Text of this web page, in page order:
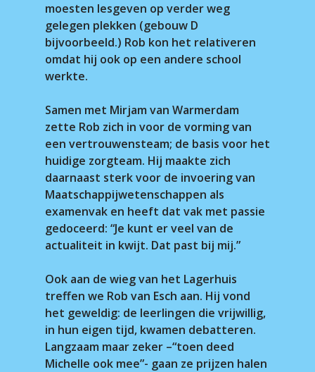
moesten lesgeven op verder weg
gelegen plekken (gebouw D
bijvoorbeeld.) Rob kon het relativeren
omdat hij ook op een andere school
werkte.
Samen met Mirjam van Warmerdam
zette Rob zich in voor de vorming van
een vertrouwensteam; de basis voor het
huidige zorgteam. Hij maakte zich
daarnaast sterk voor de invoering van
Maatschappijwetenschappen als
examenvak en heeft dat vak met passie
gedoceerd: “Je kunt er veel van de
actualiteit in kwijt. Dat past bij mij.”
Ook aan de wieg van het Lagerhuis
treffen we Rob van Esch aan. Hij vond
het geweldig: de leerlingen die vrijwillig,
in hun eigen tijd, kwamen debatteren.
Langzaam maar zeker –“toen deed
Michelle ook mee”- gaan ze prijzen halen